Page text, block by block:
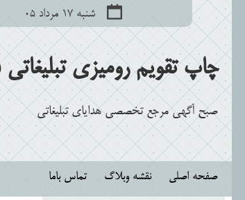
شنبه ۱۷ مرداد ۰۵
چاپ تقویم رومیزی تبلیغاتی 1405+سفارش تقویم رومیزی اختصاصی
صبح آگهی مرجع تخصصی هدایای تبلیغاتی
صفحه اصلی نقشه وبلاگ تماس باما